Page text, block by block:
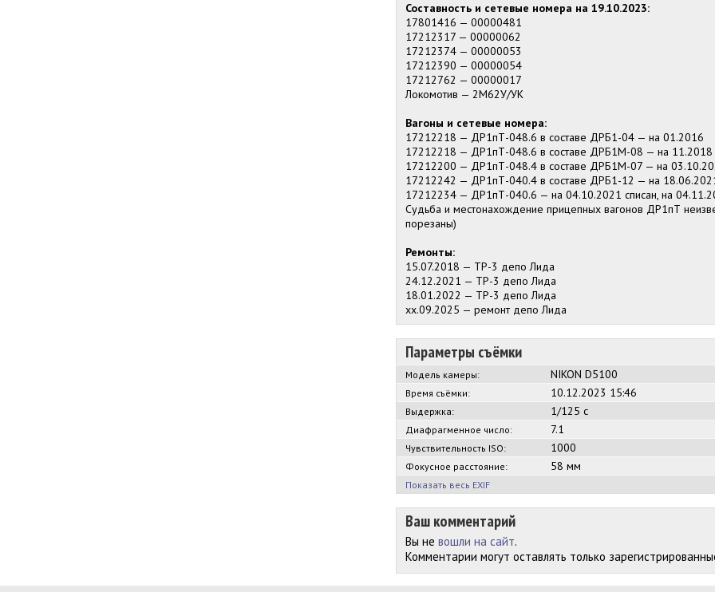
Составность и сетевые номера на 19.10.2023:
17801416 — 00000481
17212317 — 00000062
17212374 — 00000053
17212390 — 00000054
17212762 — 00000017
Локомотив — 2М62У/УК
Вагоны и сетевые номера:
17212218 — ДР1пТ-048.6 в составе ДРБ1-04 — на 01.2016
17212218 — ДР1пТ-048.6 в составе ДРБ1М-08 — на 11.2018
17212200 — ДР1пТ-048.4 в составе ДРБ1М-07 — на
17212242 — ДР1пТ-040.4 в составе ДРБ1-12 — на
17212234 — ДР1пТ-040.6 — на 04.10.2021 списан, на
Судьба и местонахождение прицепных вагонов ДР1пТ
порезаны)
Ремонты:
15.07.2018 — ТР-3 депо Лида
24.12.2021 — ТР-3 депо Лида
18.01.2022 — ТР-3 депо Лида
хх.09.2025 — ремонт депо Лида
Параметры съёмки
Модель камеры: NIKON D5100
Время съёмки: 10.12.2023 15:46
Выдержка: 1/125 с
Диафрагменное число: 7.1
Чувствительность ISO: 1000
Фокусное расстояние: 58 мм
Показать весь EXIF
Ваш комментарий
Вы не вошли на сайт.
Комментарии могут оставлять только